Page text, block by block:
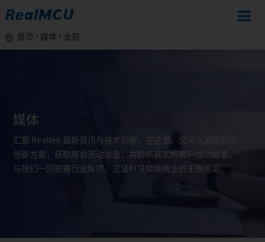
首页 媒体 全部
媒体
汇聚 Realtek 最新资讯与技术洞察。在这里，您可以追踪前沿
创新方案，获取展会活动信息，并聆听真实的客户成功故事。
与我们一同把握行业脉搏，见证科技赋能商业的无限可能。